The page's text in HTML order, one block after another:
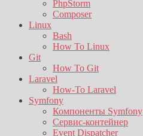
PhpStorm
Composer
Linux
Bash
How To Linux
Git
How To Git
Laravel
How-To Laravel
Symfony
Компоненты Symfony
Сервис-контейнер
Event Dispatcher